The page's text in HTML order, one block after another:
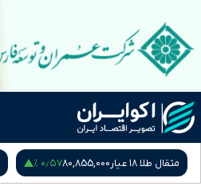
مثقال طلا ۱۸ عیار 80,855,000۰٫۵۷ %